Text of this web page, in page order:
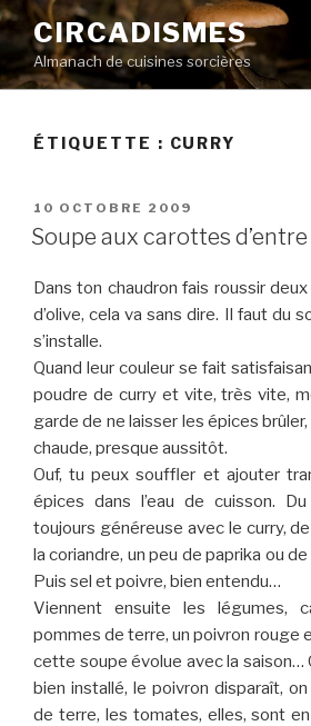
Aller
au
contenu
principal
CIRCADISMES
Almanach de cuisines sorcières
ÉTIQUETTE : CURRY
PUBLIÉ
LE
10 OCTOBRE 2009
Soupe aux carottes
Dans ton chaudron fais roussir deux
d’olive, cela va sans dire. Il faut du
s’installe.
Quand leur couleur se fait
poudre de curry et vite, très vite,
garde de ne laisser les épices brûler,
chaude, presque aussitôt.
Ouf, tu peux souffler et ajouter
épices dans l’eau de cuisson.
toujours généreuse avec le curry,
la coriandre, un peu de paprika ou
Puis sel et poivre, bien entendu…
Viennent ensuite les légumes,
pommes de terre, un poivron rouge
cette soupe évolue avec la saison…
bien installé, le poivron disparaît,
de terre, les tomates, elles, sont